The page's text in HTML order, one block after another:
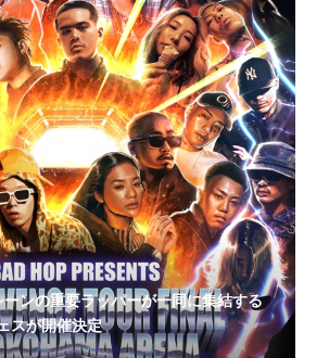
ンの重要ラッパーが一同に集結する
スが開催決定